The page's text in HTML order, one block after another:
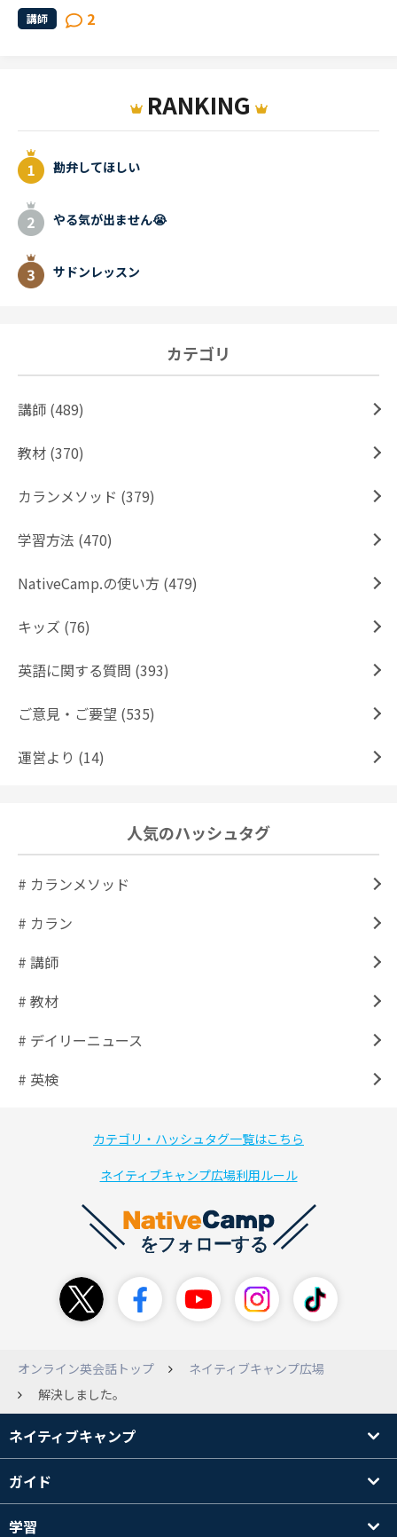
講師 2
RANKING
勘弁してほしい
やる気が出ません😭
サドンレッスン
カテゴリ
講師 (489)
教材 (370)
カランメソッド (379)
学習方法 (470)
NativeCamp.の使い方 (479)
キッズ (76)
英語に関する質問 (393)
ご意見・ご要望 (535)
運営より (14)
人気のハッシュタグ
# カランメソッド
# カラン
# 講師
# 教材
# デイリーニュース
# 英検
カテゴリ・ハッシュタグ一覧はこちら
ネイティブキャンプ広場利用ルール
オンライン英会話トップ
ネイティブキャンプ広場
解決しました。
ネイティブキャンプ
ガイド
学習